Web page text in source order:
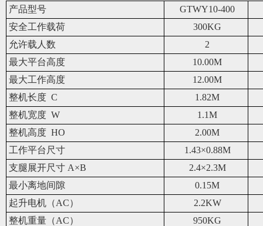
产品型号
GTWY10-400
安全工作载荷
300KG
允许载人数
2
最大平台高度
10.00M
最大工作高度
12.00M
整机长度 C
1.82M
整机宽度 W
1.1M
整机高度 HO
2.00M
工作平台尺寸
1.43×0.88M
支腿展开尺寸 A×B
2.4×2.3M
最小离地间隙
0.15M
起升电机（AC）
2.2KW
整机重量（AC）
950KG